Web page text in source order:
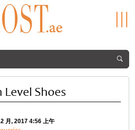
Level Shoes
月, 2017 4:56 上午